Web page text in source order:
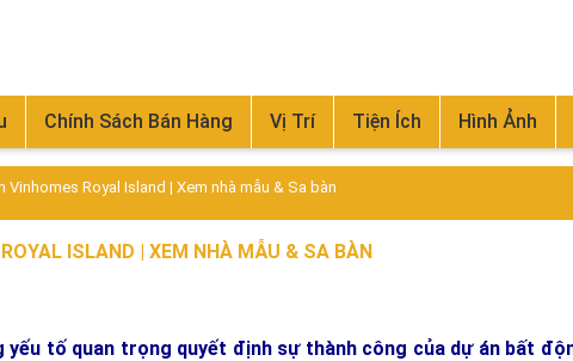
Chính Sách Bán Hàng Vị Trí Tiện Ích Hình Ảnh
Vinhomes Royal Island | Xem nhà mẫu & Sa bàn
ISLAND | XEM NHÀ MẪU & SA BÀN
tố quan trọng quyết định sự thành công của dự án bất